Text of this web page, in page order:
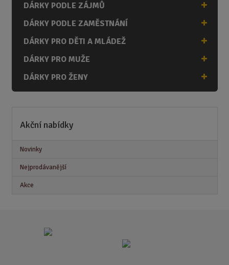
aDÁRKY PODLE ZÁJMŮ
DÁRKY PODLE ZAMĚSTNÁNÍ
DÁRKY PRO DĚTI A MLÁDEŽ
DÁRKY PRO MUŽE
DÁRKY PRO ŽENY
Akční nabídky
Novinky
Nejprodávanější
Akce